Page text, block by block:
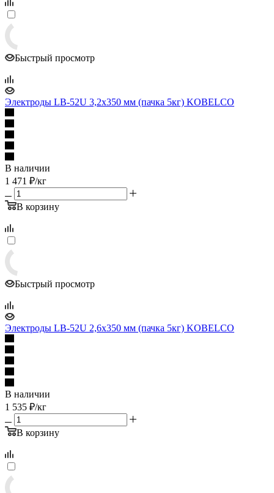
Быстрый просмотр
Электроды LB-52U 3,2х350 мм (пачка 5кг) KOBELCO
В наличии
1 471 ₽/кг
В корзину
Быстрый просмотр
Электроды LB-52U 2,6х350 мм (пачка 5кг) KOBELCO
В наличии
1 535 ₽/кг
В корзину